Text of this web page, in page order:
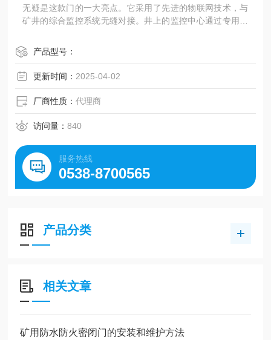
无疑是这款门的一大亮点。它采用了先进的物联网技术，与
矿井的综合监控系统无缝对接。井上的监控中心通过专用软
产品型号：
更新时间： 2025-04-02
厂商性质：代理商
访问量：840
服务热线
0538-8700565
产品分类
相关文章
矿用防水防火密闭门的安装和维护方法